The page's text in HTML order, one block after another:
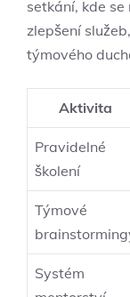
setkání, kde
zlepšení
týmového
Aktivita
Pravidelné
školení
Týmové
Systém